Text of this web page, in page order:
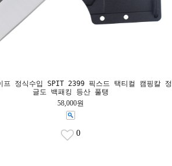
프 정식수입 SPIT 2399 픽스드 택티컬 캠핑칼 정
글도 백패킹 등산 풀탱
58,000원
0